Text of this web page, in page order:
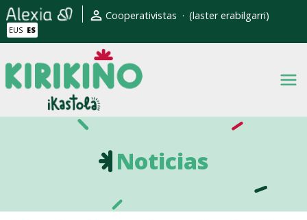
Pasar al contenido principalErabiltzaile kontuaren
Cooperativistas (laster erabilgarri)
EUS ES
Noticias